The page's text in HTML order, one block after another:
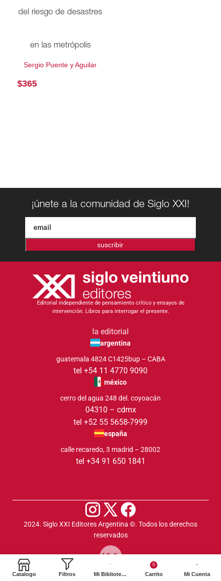
del riesgo de desastres
en las metrópolis
Sergio Puente y Aguilar
$365
¡únete a la comunidad de Siglo XXI!
suscribir
Editorial independiente de pensamiento crítico y ensayos de
intervención. Libros para interrogar el presente.
la editorial
argentina
guatemala 4824 C1425bup – CABA
tel +54 11 4770 9090
méxico
cerro del agua 248 del. coyoacán
04310 – cdmx
tel +52 55 5658-7999
españa
calle recaredo, 3 madrid – 28002
tel +34 91 650 1841
2024. Siglo XXI Editores Argentina ©️. Todos los derechos
reservados
Catalogo Filtros Mi Biblioteca
0
Carrito Mi Cuenta